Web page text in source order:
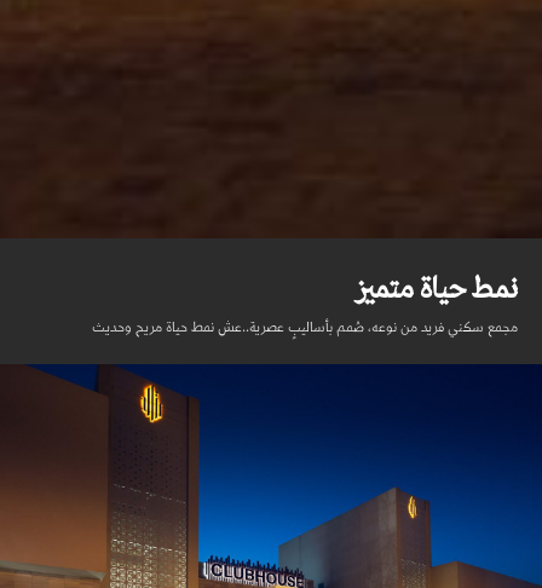
نمط حياة متميز
مجمع سكني فريد من نوعه، صُمم بأساليبٍ عصرية..عش نمط حياة مريح وحديث